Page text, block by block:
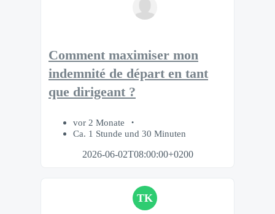
Comment maximiser mon
indemnité de départ en tant
que dirigeant ?
vor 2 Monate
Ca. 1 Stunde und 30 Minuten
2026-06-02T08:00:00+0200
TK